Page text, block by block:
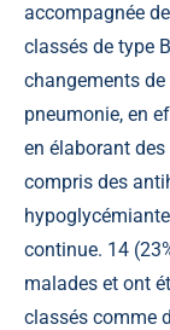
accompagnée
classés de type
changements
pneumonie, en
en élaborant
compris des
continue. 14
malades et ont
classés comme